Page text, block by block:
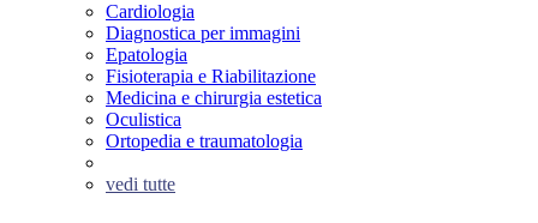
Cardiologia
Diagnostica per immagini
Epatologia
Fisioterapia e Riabilitazione
Medicina e chirurgia estetica
Oculistica
Ortopedia e traumatologia
vedi tutte